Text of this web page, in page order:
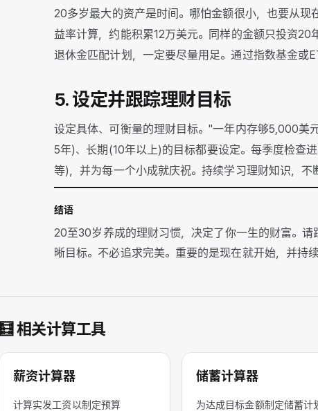
20多岁最大的资产是时间。哪怕金额很小，也要从
益率计算，约能积累12万美元。同样的金额只投资
退休金匹配计划，一定要尽量用足。通过指数基金或
5. 设定并跟踪理财目标
设定具体、可衡量的理财目标。"一年内存够5,000美
5年)、长期(10年以上)的目标都要设定。每季度检查
等)，并为每一个小成就庆祝。持续学习理财知识，不
结语
20至30岁养成的理财习惯，决定了你一生的财富。
晰目标。不必追求完美。重要的是现在就开始，并持
🧮 相关计算工具
薪资计算器
计算实发工资以制定预算
储蓄计算器
为达成目标金额制定储蓄计